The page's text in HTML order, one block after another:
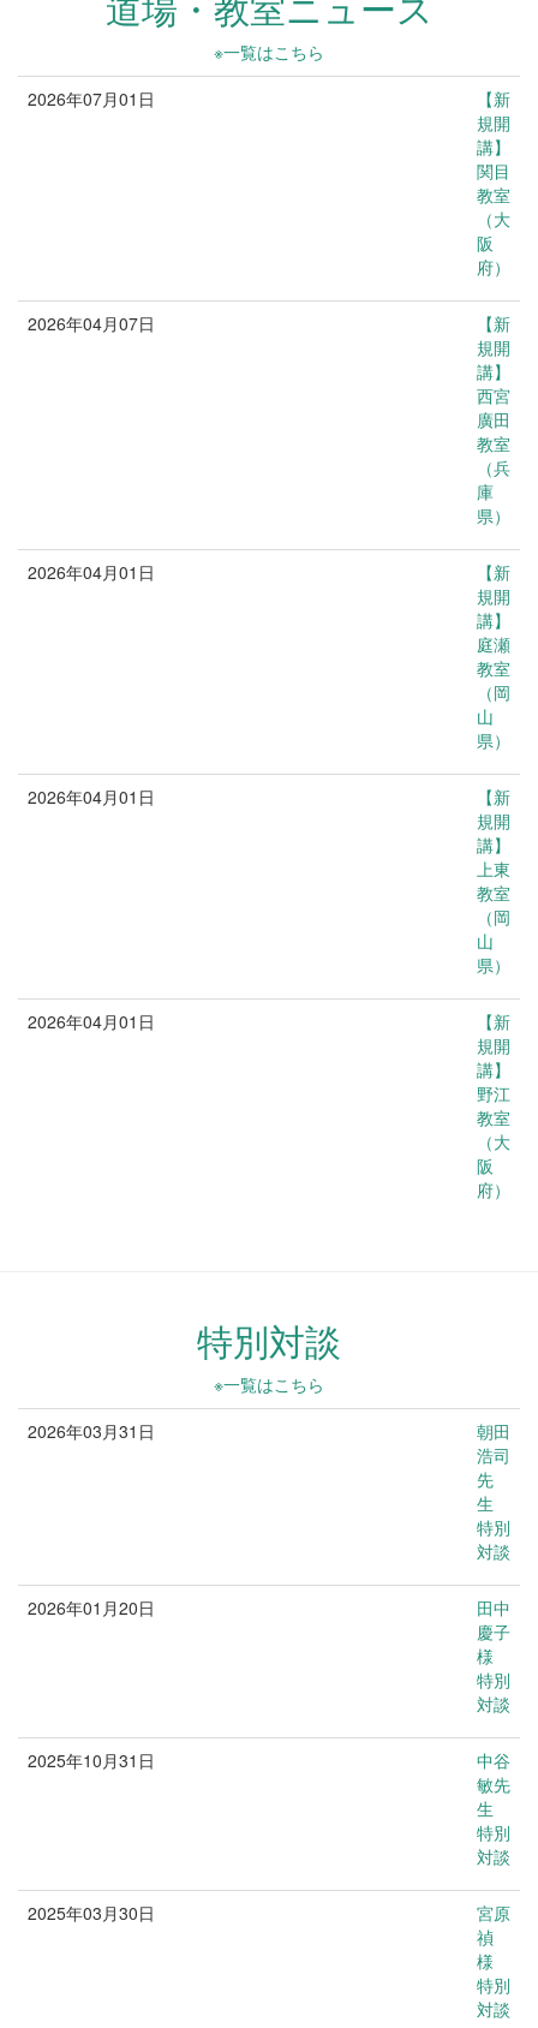
※一覧はこちら
2026年07月01日
【新
規開
講】
関目
教室
（大
阪
府）
2026年04月07日
【新
規開
講】
西宮
廣田
教室
（兵
庫
県）
2026年04月01日
【新
規開
講】
庭瀬
教室
（岡
山
県）
2026年04月01日
【新
規開
講】
上東
教室
（岡
山
県）
2026年04月01日
【新
規開
講】
野江
教室
（大
阪
府）
特別対談
※一覧はこちら
2026年03月31日
朝田
浩司
先
生
特別
対談
2026年01月20日
田中
慶子
様
特別
対談
2025年10月31日
中谷
敏先
生
特別
対談
2025年03月30日
宮原
禎
様
特別
対談